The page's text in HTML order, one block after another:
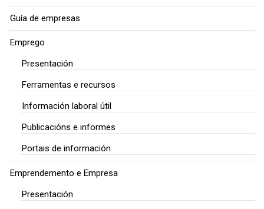
Guía de empresas
Emprego
Presentación
Ferramentas e recursos
Información laboral útil
Publicacións e informes
Portais de información
Emprendemento e Empresa
Presentación